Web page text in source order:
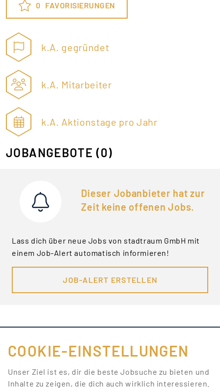
0 FAVORISIERUNGEN
k.A. gegründet
k.A. Mitarbeiter
k.A. Aktionstage pro Jahr
JOBANGEBOTE (0)
Dieser Jobanbieter hat zur
Zeit keine offenen Jobs.
Lass dich über neue Jobs von stadtraum GmbH mit
einem Job-Alert automatisch informieren!
JOB-ALERT ERSTELLEN
FÜR JOBANBIETER
LINKS
COOKIE-EINSTELLUNGEN
Unser Ziel ist es, dir die beste Jobsuche zu bieten und
Inhalte zu zeigen, die dich auch wirklich interessieren.